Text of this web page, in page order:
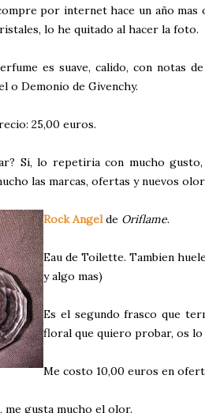
por internet hace un año mas
lo he quitado al hacer la foto.
es suave, calido, con notas
o Demonio de Givenchy.
25,00 euros.
Si, lo repetiria con mucho
las marcas, ofertas y nuevos
Rock Angelde Oriflame.
Eau de Toilette. Tambien
y algo mas)
Es el segundo frasco que
floral que quiero probar, os
Me costo 10,00 euros en
me gusta mucho el olor.